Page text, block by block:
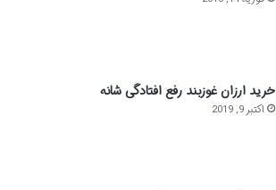
خرید ارزان غوزبند رفع افتادگی شانه
اکتبر 9, 2019